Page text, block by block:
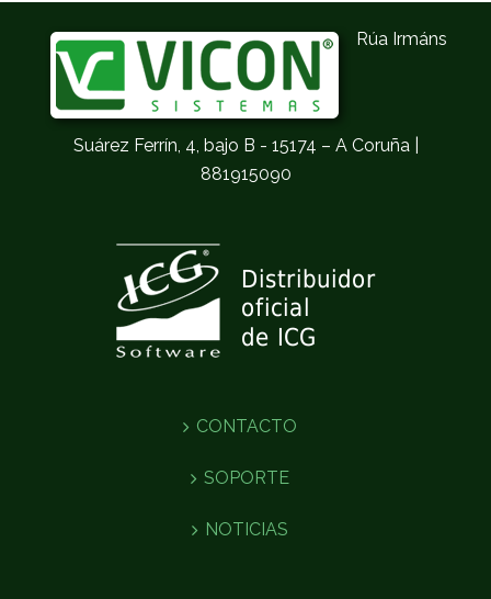
Rúa Irmáns
Suárez Ferrín, 4, bajo B - 15174 – A Coruña |
881915090
CONTACTO
SOPORTE
NOTICIAS